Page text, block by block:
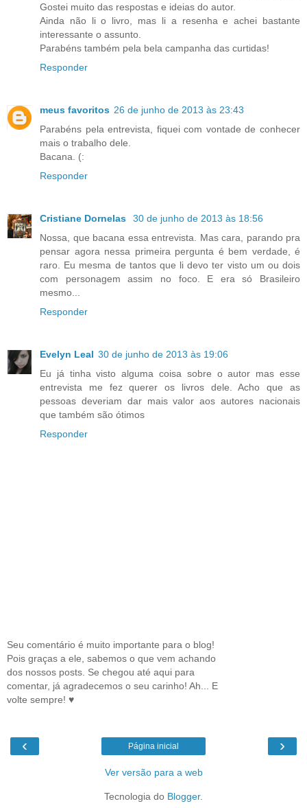
Gostei muito das respostas e ideias do autor.
Ainda não li o livro, mas li a resenha e achei bastante
interessante o assunto.
Parabéns também pela bela campanha das curtidas!
Responder
meus favoritos 26 de junho de 2013 às 23:43
Parabéns pela entrevista, fiquei com vontade de conhecer
mais o trabalho dele.
Bacana. (:
Responder
Cristiane Dornelas
30 de junho de 2013 às 18:56
Nossa, que bacana essa entrevista. Mas cara, parando pra
pensar agora nessa primeira pergunta é bem verdade, é
raro. Eu mesma de tantos que li devo ter visto um ou dois
com personagem assim no foco. E era só Brasileiro
mesmo...
Responder
Evelyn Leal 30 de junho de 2013 às 19:06
Eu já tinha visto alguma coisa sobre o autor mas esse
entrevista me fez querer os livros dele. Acho que as
pessoas deveriam dar mais valor aos autores nacionais
que também são ótimos
Responder
Seu comentário é muito importante para o blog!
Pois graças a ele, sabemos o que vem achando
dos nossos posts. Se chegou até aqui para
comentar, já agradecemos o seu carinho! Ah... E
volte sempre! ♥
‹ ›
Página inicial
Ver versão para a web
Tecnologia do Blogger.